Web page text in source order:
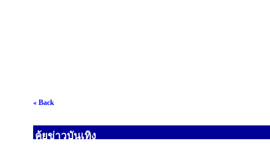
« Back
คุ้ยข่าวบันเทิง